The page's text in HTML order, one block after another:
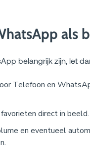
als
belangrijk zijn, let
Telefoon en
direct in beeld.
en eventueel